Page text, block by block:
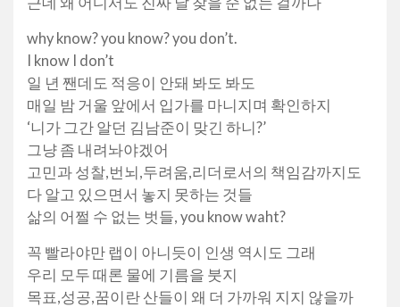
why know? you know? you don’t.
I know I don’t
일 년 짼데도 적응이 안돼 봐도 봐도
매일 밤 거울 앞에서 입가를 마니지며 확인하지
‘니가 그간 알던 김남준이 맞긴 하니?’
그냥 좀 내려놔야겠어
고민과 성찰,번뇌,두려움,리더로서의 책임감까지도
다 알고 있으면서 놓지 못하는 것들
삶의 어쩔 수 없는 벗들, you know waht?
꼭 빨라야만 랩이 아니듯이 인생 역시도 그래
우리 모두 때론 물에 기름을 붓지
목표,성공,꿈이란 산들이 왜 더 가까워 지지 않을까